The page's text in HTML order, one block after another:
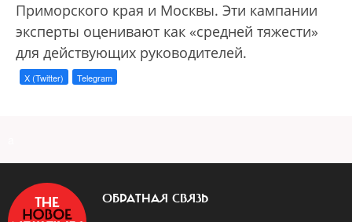
Приморского края и Москвы. Эти кампании
эксперты оценивают как «средней тяжести»
для действующих руководителей.
X (Twitter) Telegram
ОБРАТНАЯ СВЯЗЬ